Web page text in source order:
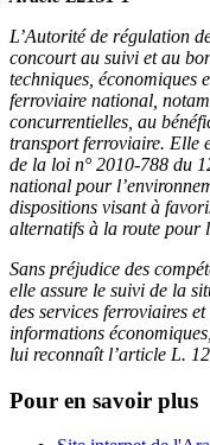
L’Autorité de régulation
concourt au suivi et au
techniques, économiques
ferroviaire national,
concurrentielles, au
transport ferroviaire. Elle
de la loi n° 2010-788 du
national pour
dispositions visant à
alternatifs à la route pour
Sans préjudice des
elle assure le suivi de la
des services ferroviaires
informations
lui reconnaît l’article L.
Pour en savoir plus